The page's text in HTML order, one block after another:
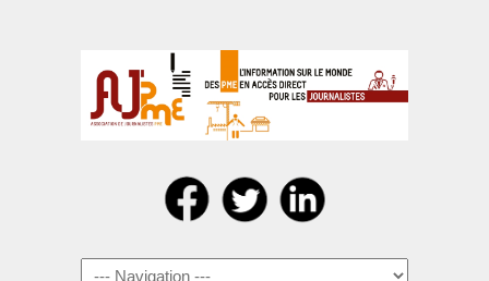
Navigation